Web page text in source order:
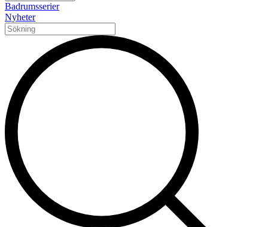
Badrumsserier
Nyheter